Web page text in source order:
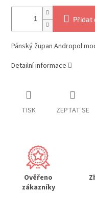
Přidat
Pánský župan Andropol
Detailní informace
TISK ZEPTAT SE
Ověřeno
zákazníky